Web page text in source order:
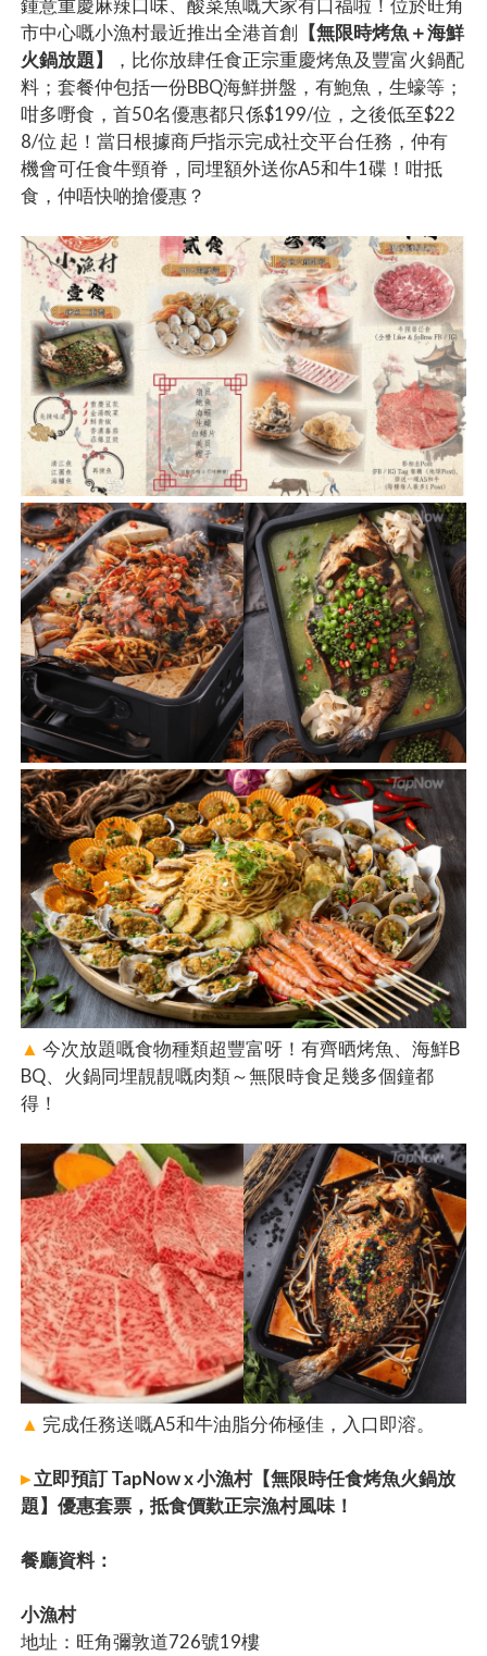
鍾意重慶麻辣口味、酸菜魚嘅大家有口福啦！位於旺角
市中心嘅小漁村最近推出全港首創 【無限時烤魚＋海鮮
火鍋放題】
，比你放肆任食正宗重慶烤魚及豐富火鍋配
料；套餐仲包括一份BBQ海鮮拼盤，有鮑魚，生蠔等；
咁多嘢食，首50名優惠都只係$199/位，之後低至$22
8/位 起！當日根據商戶指示完成社交平台任務，仲有
機會可任食牛頸脊，同埋額外送你A5和牛1碟！咁抵
食，仲唔快啲搶優惠？
▲ 今次放題嘅食物種類超豐富呀！有齊晒烤魚、海鮮B
BQ、火鍋同埋靚靚嘅肉類～無限時食足幾多個鐘都
得！
▲ 完成任務送嘅A5和牛油脂分佈極佳，入口即溶。
▸立即預訂 TapNow x 小漁村【無限時任食烤魚火鍋放
題】優惠套票，抵食價歎正宗漁村風味！
餐廳資料：
小漁村
地址：旺角彌敦道726號19樓